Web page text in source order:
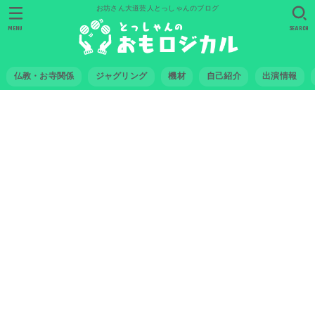
お坊さん大道芸人とっしゃんのブログ
仏教・お寺関係 ジャグリング 機材 自己紹介 出演情報
SEARCH
MENU